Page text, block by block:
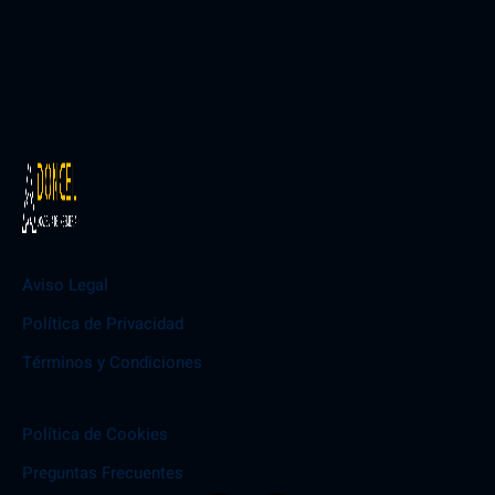
Aviso Legal
Política de Privacidad
Términos y Condiciones
Política de Cookies
Preguntas Frecuentes